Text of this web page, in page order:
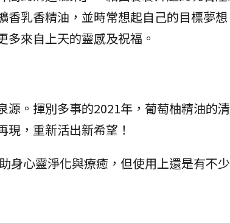
乳香精油，並時常想起自己的目標夢
來自上天的靈感及祝福。
。揮別多事的2021年，葡萄柚精油的
，重新活出新希望！
身心靈淨化與療癒，但使用上還是有不